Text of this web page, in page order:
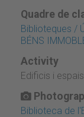
Quadre de
Biblioteques /
BÉNS
Activity
Edificis i espais
Biblioteca de